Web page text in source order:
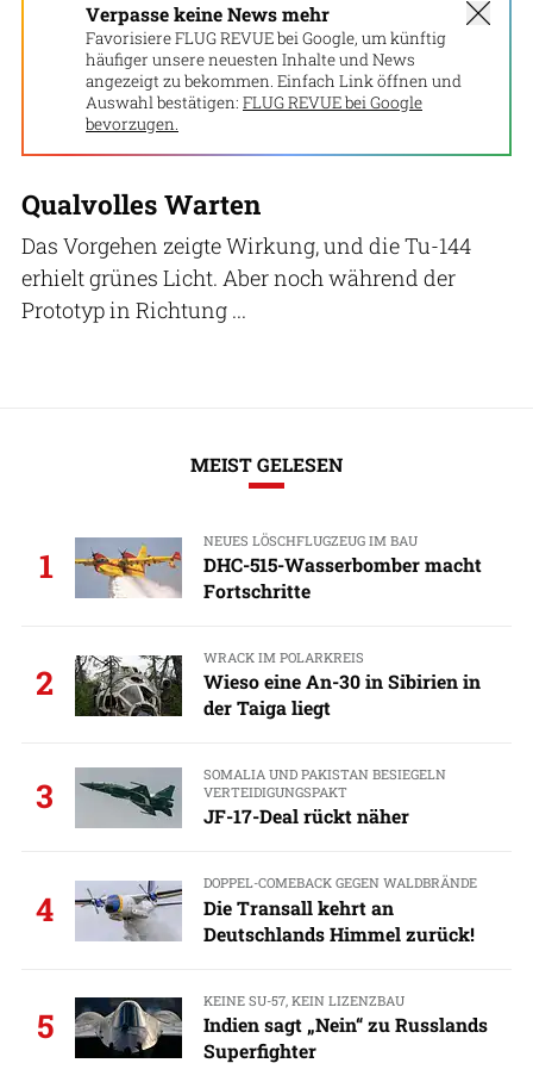
Verpasse keine News mehr
Favorisiere FLUG REVUE bei Google, um künftig
häufiger unsere neuesten Inhalte und News
angezeigt zu bekommen. Einfach Link öffnen und
Auswahl bestätigen: FLUG REVUE bei Google
bevorzugen.
Qualvolles Warten
Das Vorgehen zeigte Wirkung, und die Tu-144
erhielt grünes Licht. Aber noch während der
Prototyp in Richtung ...
MEIST GELESEN
1
NEUES LÖSCHFLUGZEUG IM BAU
DHC-515-Wasserbomber macht
Fortschritte
2
WRACK IM POLARKREIS
Wieso eine An-30 in Sibirien in
der Taiga liegt
3
SOMALIA UND PAKISTAN BESIEGELN
VERTEIDIGUNGSPAKT
JF-17-Deal rückt näher
4
DOPPEL-COMEBACK GEGEN WALDBRÄNDE
Die Transall kehrt an
Deutschlands Himmel zurück!
5
KEINE SU-57, KEIN LIZENZBAU
Indien sagt „Nein“ zu Russlands
Superfighter